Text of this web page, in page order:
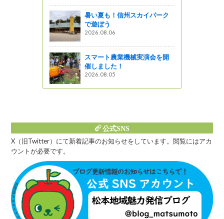
暑い夏も！信州スカイパーク
で遊ぼう
2026.08.06
スマート農業機械実演会を開
催しました！
2026.08.05
公式SNS
X（旧Twitter）にて新着記事のお知らせをしています。閲覧にはアカ
ウントが必要です。